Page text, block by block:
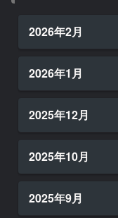
2026年2月
2026年1月
2025年12月
2025年10月
2025年9月